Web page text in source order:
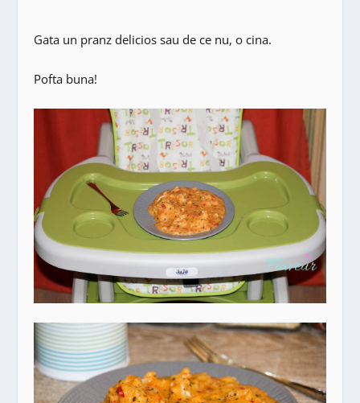
Gata un pranz delicios sau de ce nu, o cina.
Pofta buna!